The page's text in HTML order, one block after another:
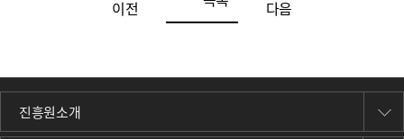
이전 다음
진흥원소개